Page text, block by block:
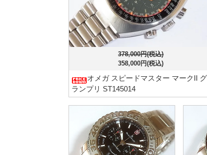
378,000円(税込)
358,000円(税込)
オメガ スピードマスター マークII グ
ランプリ ST145014